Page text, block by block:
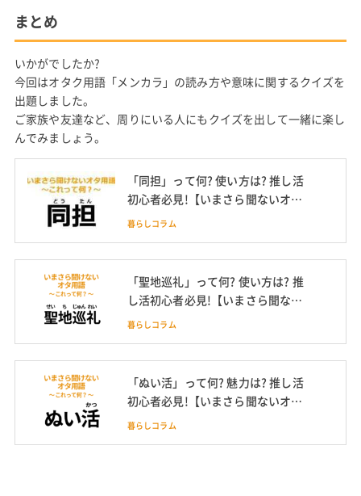
まとめ
いかがでしたか?
今回はオタク用語「メンカラ」の読み方や意味に関するクイズを
出題しました。
ご家族や友達など、周りにいる人にもクイズを出して一緒に楽し
んでみましょう。
「同担」って何? 使い方は? 推し活
初心者必見!【いまさら聞ないオタ
ク用語】
暮らしコラム
「聖地巡礼」って何? 使い方は? 推
し活初心者必見!【いまさら聞ない
オタク用語】
暮らしコラム
「ぬい活」って何? 魅力は? 推し活
初心者必見!【いまさら聞ないオタ
ク用語】
暮らしコラム